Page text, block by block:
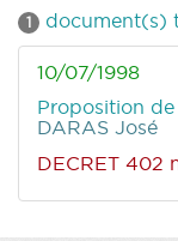
1 document(s)
10/07/1998
Proposition
DARAS José
DECRET 402